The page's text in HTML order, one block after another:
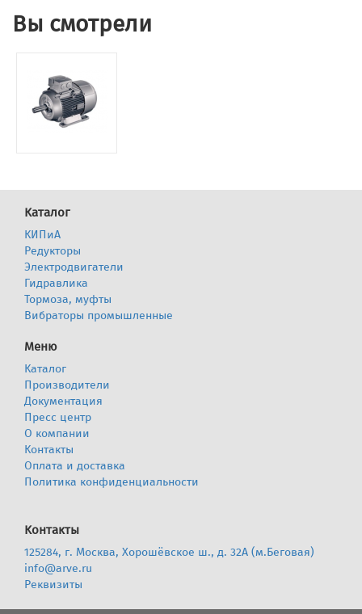
Вы смотрели
Каталог
КИПиА
Редукторы
Электродвигатели
Гидравлика
Тормоза, муфты
Вибраторы промышленные
Меню
Каталог
Производители
Документация
Пресс центр
О компании
Контакты
Оплата и доставка
Политика конфиденциальности
Контакты
125284, г. Москва, Хорошёвское ш., д. 32А (м.Беговая)
info@arve.ru
Реквизиты